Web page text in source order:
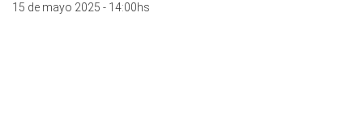
15 de mayo 2025 - 14:00hs